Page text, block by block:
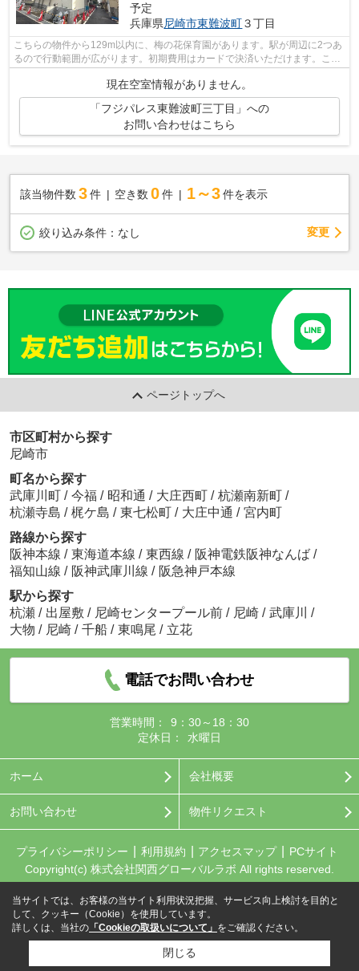
予定
兵庫県尼崎市東難波町３丁目
こちらの物件から129m以内に、梅の花保育園があります。駅が周辺に2つあ
るので行動範囲が広がります。初期費用はカードで決済いただけます。こち
らの物件はアパートです。阪神本線尼崎...
現在空室情報がありません。
「フジパレス東難波町三丁目」への
お問い合わせはこちら
該当物件数 3件 空き数 0 件 1～3 件を表示
絞り込み条件： なし 変更
ページトップへ
市区町村から探す
尼崎市
町名から探す
武庫川町 / 今福 / 昭和通 / 大庄西町 / 杭瀬南新町 /
杭瀬寺島 / 梶ケ島 / 東七松町 / 大庄中通 / 宮内町
路線から探す
阪神本線 / 東海道本線 / 東西線 / 阪神電鉄阪神なんば /
福知山線 / 阪神武庫川線 / 阪急神戸本線
駅から探す
杭瀬 / 出屋敷 / 尼崎センタープール前 / 尼崎 / 武庫川
/
大物 / 尼崎 / 千船 / 東鳴尾 / 立花
電話でお問い合わせ
営業時間：
9：30～18：30
定休日：
水曜日
ホーム 会社概要
お問い合わせ 物件リクエスト
プライバシーポリシー 利用規約 アクセスマップ
PCサイト
Copyright(c) 株式会社関西グローバルラボ All rights reserved.
当サイトでは、お客様の当サイト利用状況把握、サービス向上検討を目的と
して、クッキー（Cookie）を使用しています。
詳しくは、当社の 「Cookieの取扱いについて」 をご確認ください。
閉じる